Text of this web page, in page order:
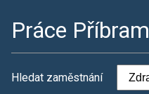
Práce Příbram
Hledat zaměstnání